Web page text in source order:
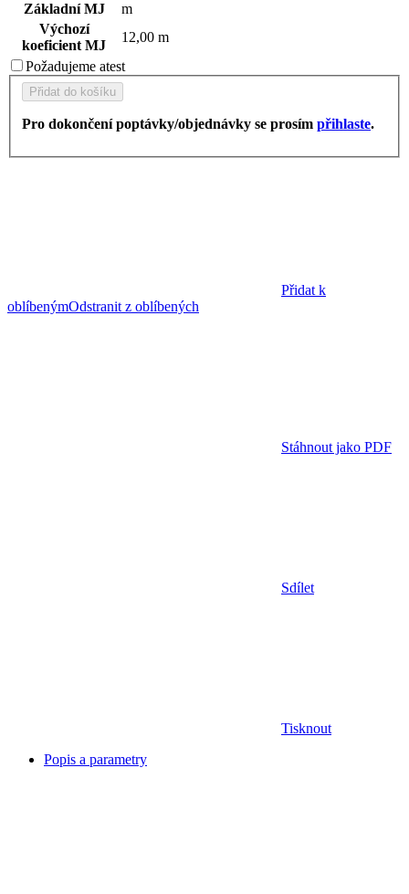
Základní MJ
m
Výchozí
koeficient MJ
12,00 m
Požadujeme atest
Přidat do košíku
Pro dokončení poptávky/objednávky se prosím přihlaste.
Přidat k
oblíbenýmOdstranit z oblíbených
Stáhnout jako PDF
Sdílet
Tisknout
Popis a parametry